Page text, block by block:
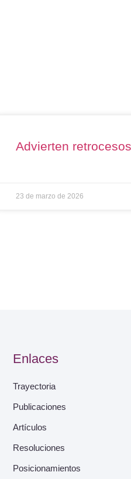
Advierten
23 de marzo de 2026
Enlaces
Trayectoria
Publicaciones
Artículos
Resoluciones
Posicionamientos